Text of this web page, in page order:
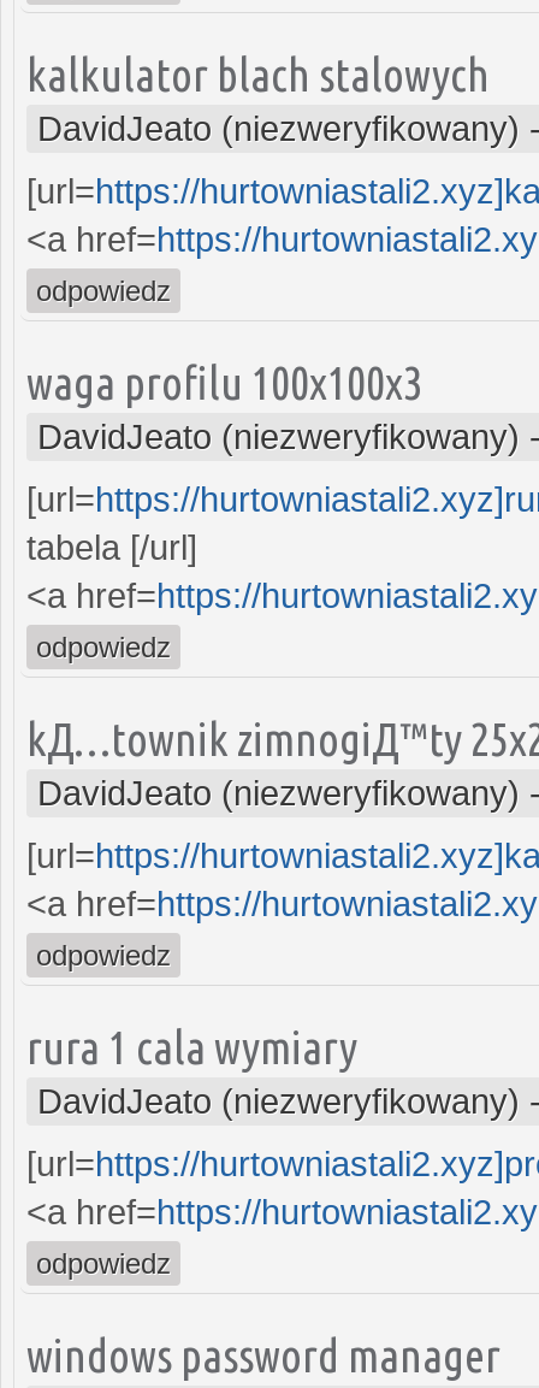
kalkulator blach stalowych
DavidJeato (niezweryfikowany)
[url=https://
<a href=https://
odpowiedz
waga profilu 100x100x3
DavidJeato (niezweryfikowany)
[url=https://
tabela [/url]
<a href=https://
odpowiedz
kД…townik zimnogiД™ty
DavidJeato (niezweryfikowany)
[url=https://
<a href=https://
odpowiedz
rura 1 cala wymiary
DavidJeato (niezweryfikowany)
[url=https://
<a href=https://
odpowiedz
windows password manager